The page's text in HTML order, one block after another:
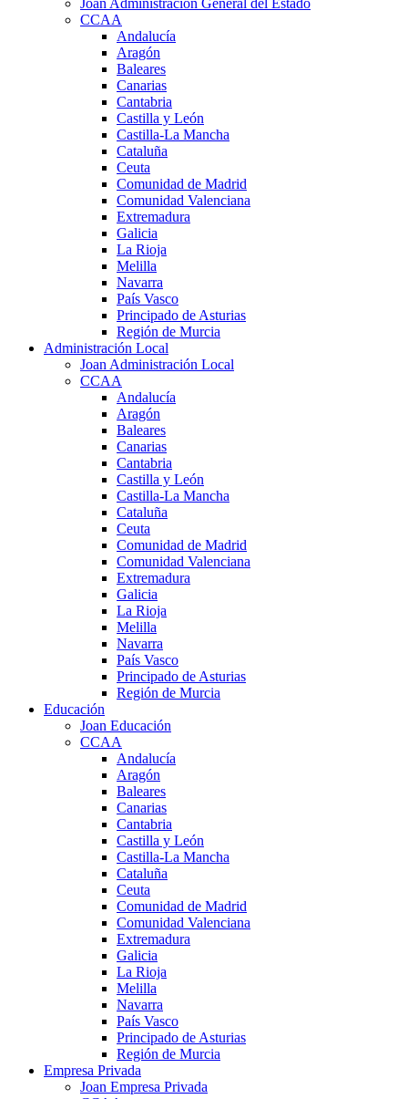
CCAA
Andalucía
Aragón
Baleares
Canarias
Cantabria
Castilla y León
Castilla-La Mancha
Cataluña
Ceuta
Comunidad de Madrid
Comunidad Valenciana
Extremadura
Galicia
La Rioja
Melilla
Navarra
País Vasco
Principado de Asturias
Región de Murcia
Administración Local
Joan Administración Local
CCAA
Andalucía
Aragón
Baleares
Canarias
Cantabria
Castilla y León
Castilla-La Mancha
Cataluña
Ceuta
Comunidad de Madrid
Comunidad Valenciana
Extremadura
Galicia
La Rioja
Melilla
Navarra
País Vasco
Principado de Asturias
Región de Murcia
Educación
Joan Educación
CCAA
Andalucía
Aragón
Baleares
Canarias
Cantabria
Castilla y León
Castilla-La Mancha
Cataluña
Ceuta
Comunidad de Madrid
Comunidad Valenciana
Extremadura
Galicia
La Rioja
Melilla
Navarra
País Vasco
Principado de Asturias
Región de Murcia
Empresa Privada
Joan Empresa Privada